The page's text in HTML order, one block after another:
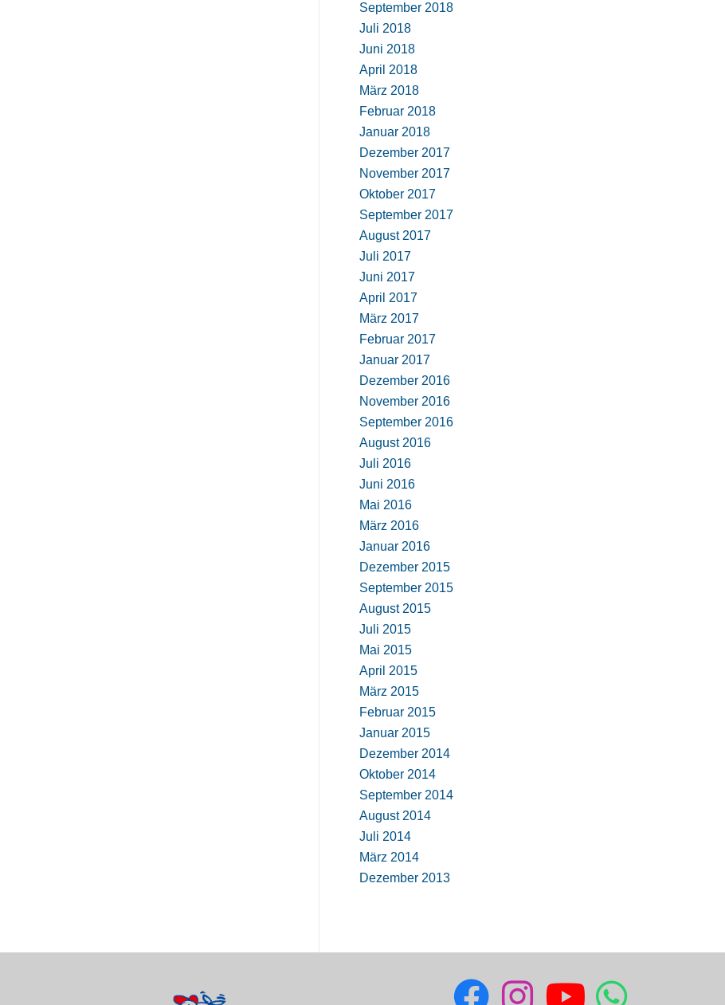
September 2018
Juli 2018
Juni 2018
April 2018
März 2018
Februar 2018
Januar 2018
Dezember 2017
November 2017
Oktober 2017
September 2017
August 2017
Juli 2017
Juni 2017
April 2017
März 2017
Februar 2017
Januar 2017
Dezember 2016
November 2016
September 2016
August 2016
Juli 2016
Juni 2016
Mai 2016
März 2016
Januar 2016
Dezember 2015
September 2015
August 2015
Juli 2015
Mai 2015
April 2015
März 2015
Februar 2015
Januar 2015
Dezember 2014
Oktober 2014
September 2014
August 2014
Juli 2014
März 2014
Dezember 2013